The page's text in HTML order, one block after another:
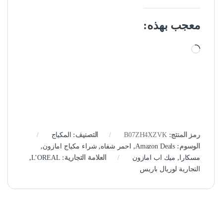
معجب بهذه:
جاري التحميل…
رمز المنتج:B07ZH4XZVK التصنيف: المكياج
الوسوم: Amazon Deals
, احمر شفاه, شراء مكياج امازون,
مسكارا , ميك اب امازون العلامة التجارية: L’OREAL
,
التجارية لوريال باريس